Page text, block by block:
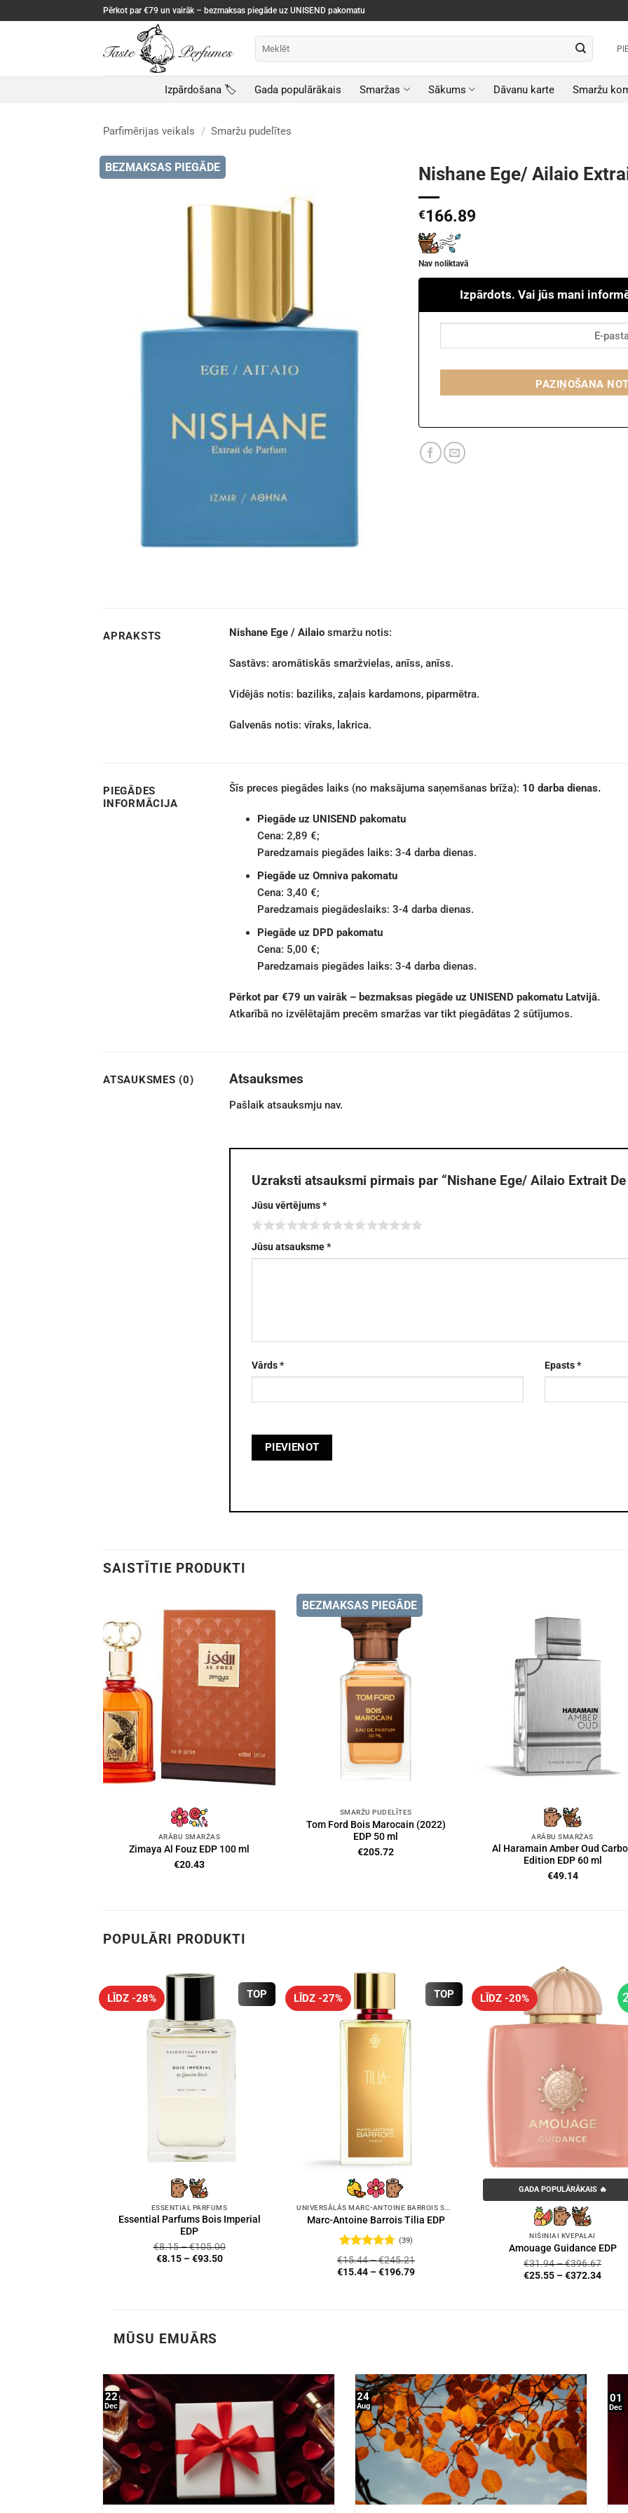
to
Pērkot par €79 un vairāk – bezmaksas piegāde uz UNISEND pakomatu
Izpārdošana 🏷️ Gada populārākais Smaržas Sākums Dāvanu karte Smaržu
Parfimērijas veikals / Smaržu pudelītes
BEZMAKSAS PIEGĀDE Nishane Ege/ Ailaio
€166.89
Nav noliktavā
Izpārdots. Vai jūs mani
PAZIŅOŠANA
APRAKSTS Nishane Ege / Ailaio smaržu notis:
Sastāvs: aromātiskās smaržvielas, anīss, anīss.
Vidējās notis: baziliks, zaļais kardamons, piparmētra.
Galvenās notis: vīraks, lakrica.
PIEGĀDES
INFORMĀCIJA
Šīs preces piegādes laiks (no maksājuma saņemšanas brīža): 10 darba dienas.
Piegāde uz UNISEND pakomatu
Cena: 2,89 €;
Paredzamais piegādes laiks: 3-4 darba dienas.
Piegāde uz Omniva pakomatu
Cena: 3,40 €;
Paredzamais piegādeslaiks: 3-4 darba dienas.
Piegāde uz DPD pakomatu
Cena: 5,00 €;
Paredzamais piegādes laiks: 3-4 darba dienas.
Pērkot par €79 un vairāk – bezmaksas piegāde uz UNISEND pakomatu Latvijā.
Atkarībā no izvēlētajām precēm smaržas var tikt piegādātas 2 sūtījumos.
ATSAUKSMES (0) Atsauksmes
Pašlaik atsauksmju nav.
Uzraksti atsauksmi pirmais par “Nishane Ege/ Ailaio Extrait
Jūsu vērtējums*
Jūsu atsauksme*
Vārds* Epasts*
SAISTĪTIE PRODUKTI
ARĀBU SMARŽAS
Zimaya Al Fouz EDP 100 ml
€20.43
BEZMAKSAS PIEGĀDE
SMARŽU PUDELĪTES
Tom Ford Bois Marocain (2022)
EDP 50 ml
€205.72
ARĀBU SMARŽAS
Al Haramain Amber Oud
Edition EDP 60 ml
€49.14
POPULĀRI PRODUKTI
TOP
LĪDZ -28%
ESSENTIAL PARFUMS
Essential Parfums Bois Imperial
EDP
€8.15–€105.00
€8.15–€93.50
TOP
LĪDZ -27%
UNIVERSĀLĀS MARC-ANTOINE BARROIS SMARŽAS
Marc-Antoine Barrois Tilia EDP
Novērtēts
ar4.72
no
5
(39)
€15.44–€245.21
€15.44–€196.79
LĪDZ -20%
GADA POPULĀRĀKAIS 🔥
NIŠINIAI KVEPALAI
Amouage Guidance EDP
€31.94–€396.67
€25.55 –€372.34
MŪSU EMUĀRS
22
Dec
24
Aug
01
Dec